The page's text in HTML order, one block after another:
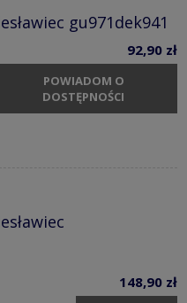
gu971dek941
92,90 zł
POWIADOM O
DOSTĘPNOŚCI
148,90 zł